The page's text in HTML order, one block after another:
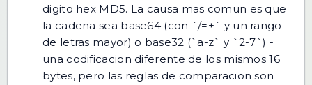
digito hex MD5. La causa mas comun es que
la cadena sea base64 (con `/=+` y un rango
de letras mayor) o base32 (`a-z` y `2-7`) -
una codificacion diferente de los mismos 16
bytes, pero las reglas de comparacion son